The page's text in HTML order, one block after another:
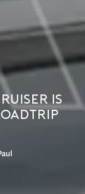
is